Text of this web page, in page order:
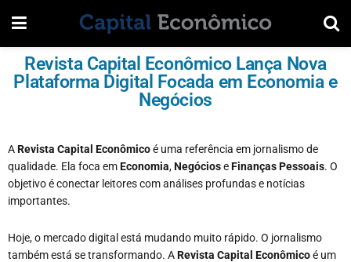
Revista Capital Econômico Lança Nova
Plataforma Digital Focada em Economia e
Negócios
ARevista Capital Econômicoé uma referência em jornalismo de
qualidade. Ela foca emEconomia,NegócioseFinanças Pessoais. O
objetivo é conectar leitores com análises profundas e notícias
importantes.
Hoje, o mercado digital está mudando muito rápido. O jornalismo
também está se transformando. ARevista Capital Econômicoé um